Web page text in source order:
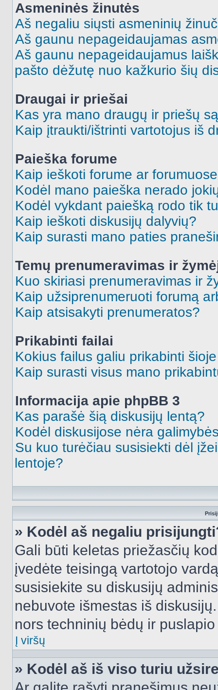
Asmeninės žinutės
Aš negaliu siųsti asmeninių
Aš gaunu nepageidaujamas
Aš gaunu nepageidaujamus
pašto dėžutę nuo kažkurio šių
Draugai ir priešai
Kas yra mano draugų ir priešų
Kaip įtraukti/ištrinti vartotojus iš
Paieška forume
Kaip ieškoti forume ar
Kodėl mano paieška nerado
Kodėl vykdant paiešką rodo tik
Kaip ieškoti diskusijų dalyvių?
Kaip surasti mano paties
Temų prenumeravimas ir
Kuo skiriasi prenumeravimas ir
Kaip užsiprenumeruoti forumą
Kaip atsisakyti prenumeratos?
Prikabinti failai
Kokius failus galiu prikabinti
Kaip surasti visus mano
Informacija apie phpBB 3
Kas parašė šią diskusijų lentą?
Kodėl diskusijose nėra
Su kuo turėčiau susisiekti dėl
lentoje?
» Kodėl aš negaliu
Gali būti keletas priežasčių
įvedėte teisingą vartotojo
susisiekite su diskusijų
nebuvote išmestas iš
nors techninių bėdų ir
Į viršų
» Kodėl aš iš viso turiu